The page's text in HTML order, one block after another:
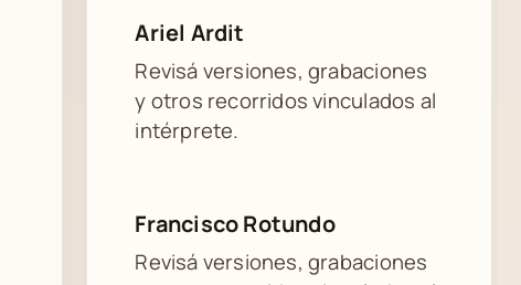
Ariel Ardit
Revisá versiones, grabaciones
y otros recorridos vinculados al
intérprete.
Francisco Rotundo
Revisá versiones, grabaciones